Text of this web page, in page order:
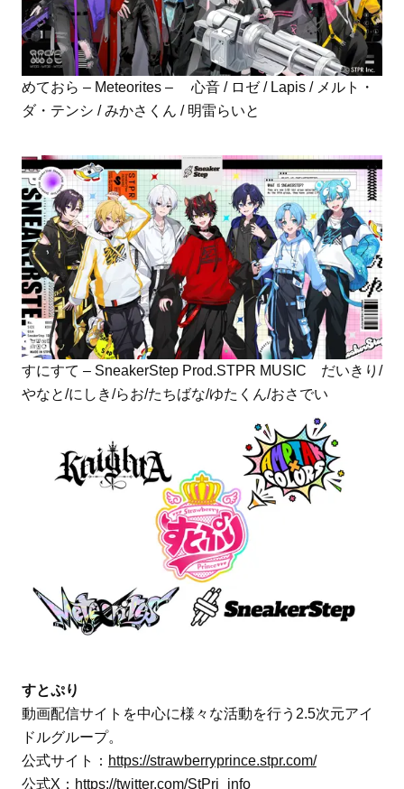
めておら – Meteorites – 心音 / ロゼ / Lapis / メルト・
ダ・テンシ / みかさくん / 明雷らいと
すにすて – SneakerStep Prod.STPR MUSIC だいきり/
やなと/にしき/らお/たちばな/ゆたくん/おさでい
すとぷり
動画配信サイトを中心に様々な活動を行う2.5次元アイ
ドルグループ。
公式サイト： https://strawberryprince.stpr.com/
公式X： https://twitter.com/StPri_info